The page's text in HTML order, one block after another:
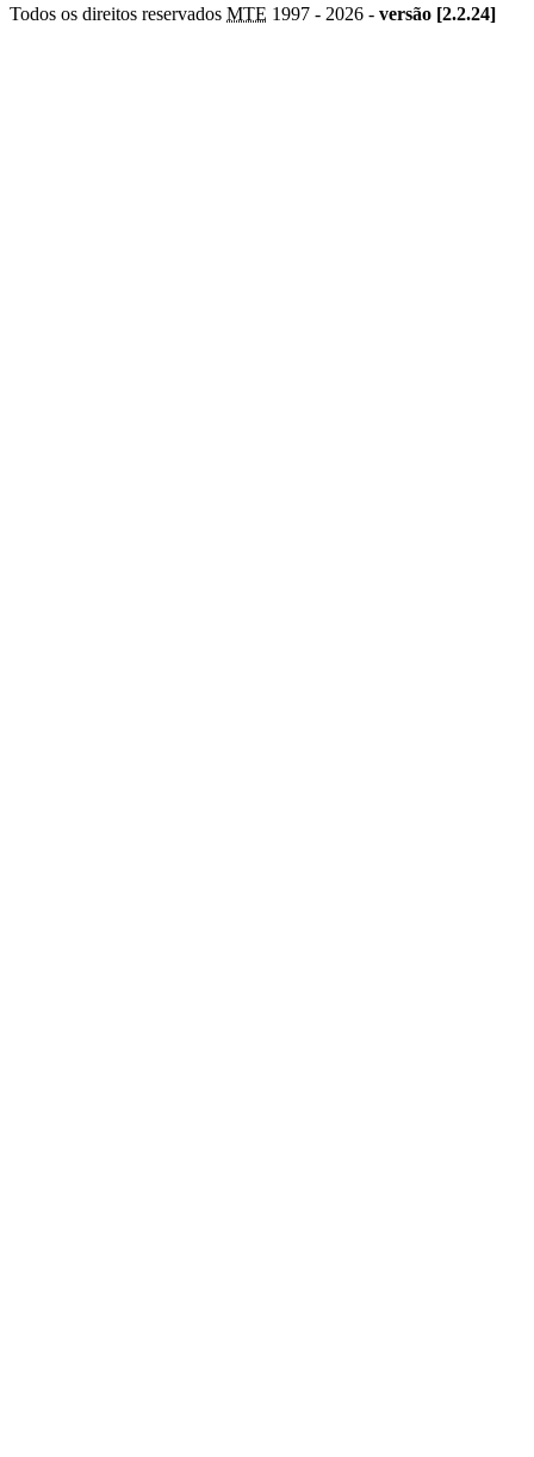
Todos os direitos reservados MTE 1997 - 2026 - versão [2.2.24]